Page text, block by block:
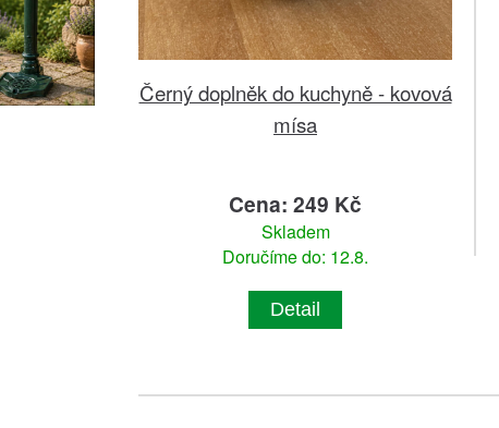
Černý doplněk do kuchyně - kovová
mísa
Cena: 249 Kč
Skladem
Doručíme do: 12.8.
Detail